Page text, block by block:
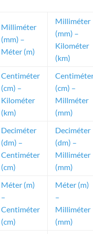
Milliméter
(mm) –
Méter (m)
Milliméter
(mm) –
Kilométer
(km)
Centiméter
(cm) –
Kilométer
(km)
(cm) –
Millméter
(mm)
Deciméter
(dm) –
Centiméter
(cm)
Deciméter
(dm) –
Milliméter
(mm)
Méter (m)
–
Centiméter
(cm)
Méter (m)
–
Milliméter
(mm)